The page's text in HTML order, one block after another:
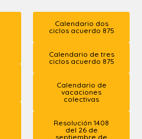
Calendario dos
ciclos acuerdo 875
Calendario de tres
ciclos acuerdo 875
Calendario de
vacaciones
colectivas
Resolución 1408
del 26 de
septiembre de